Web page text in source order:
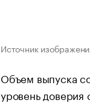
Источник
Объем выпуска
уровень доверия